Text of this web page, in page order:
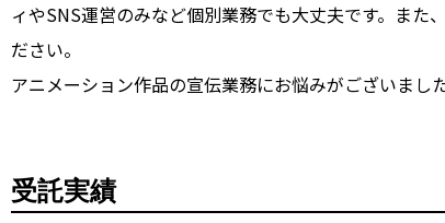
ィやSNS運営のみなど個別業務でも大丈夫です。ま
ださい。
アニメーション作品の宣伝業務にお悩みがございまし
受託実績